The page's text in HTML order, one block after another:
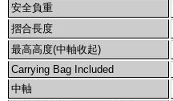
安全負重
摺合長度
最高高度(中軸收起)
Carrying Bag Included
中軸